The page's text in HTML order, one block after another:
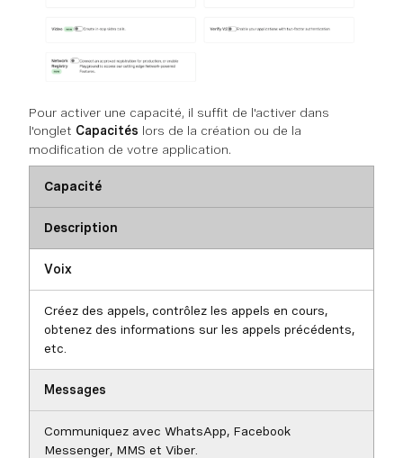
Pour activer une capacité, il suffit de l'activer dans
l'onglet Capacités lors de la création ou de la
modification de votre application.
Capacité
Description
Voix
Créez des appels, contrôlez les appels en cours,
obtenez des informations sur les appels précédents,
etc.
Messages
Communiquez avec WhatsApp, Facebook
Messenger, MMS et Viber.